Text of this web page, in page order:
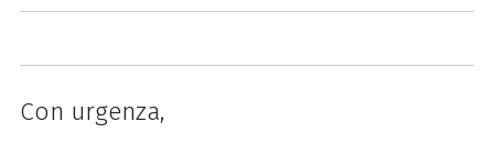
Con urgenza,